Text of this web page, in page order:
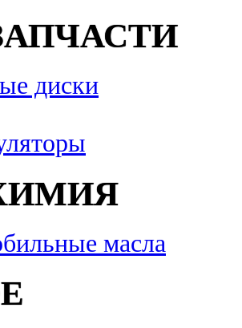
диски
масла